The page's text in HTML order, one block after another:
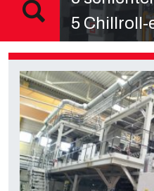
5